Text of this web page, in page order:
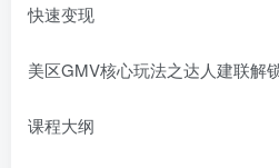
快速变现
美区GMV核心玩法之达人建联解
课程大纲